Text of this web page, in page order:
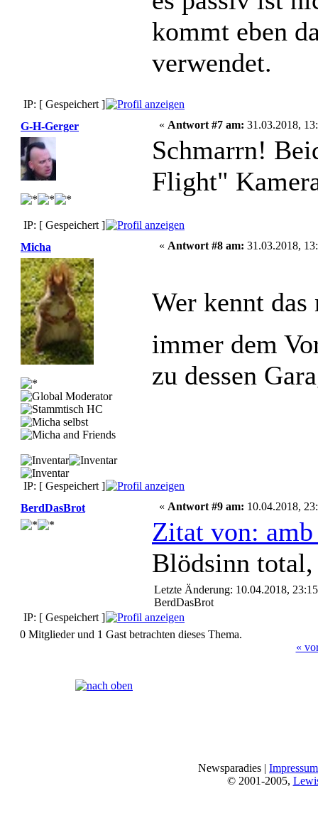
kommt eben
verwendet.
IP: [ Gespeichert ]
G-H-Gerger
« Antwort #7 am: 31.03.2018,
Schmarrn!
Flight"
IP: [ Gespeichert ]
Micha
« Antwort #8 am: 31.03.2018,
Wer kennt
immer dem
zu dessen
IP: [ Gespeichert ]
BerdDasBrot
« Antwort #9 am: 10.04.2018,
Zitat von:
Blödsinn
Letzte Änderung: 10.04.2018,
BerdDasBrot
IP: [ Gespeichert ]
0 Mitglieder und 1 Gast betrachten dieses Thema.
«
Newsparadies | Impressum
© 2001-2005,